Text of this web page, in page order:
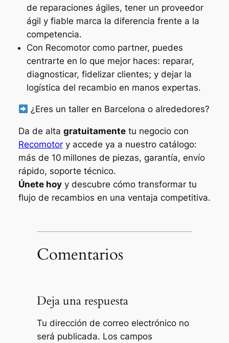
de reparaciones ágiles, tener un proveedor
ágil y fiable marca la diferencia frente a la
competencia.
Con Recomotor como partner, puedes
centrarte en lo que mejor haces: reparar,
diagnosticar, fidelizar clientes; y dejar la
logística del recambio en manos expertas.
¿Eres un taller en Barcelona o alrededores?
Da de alta gratuitamentetu negocio con
Recomotory accede ya a nuestro catálogo:
más de 10 millones de piezas, garantía, envío
rápido, soporte técnico.
Únete hoyy descubre cómo transformar tu
flujo de recambios en una ventaja competitiva.
Comentarios
Deja una respuesta
Tu dirección de correo electrónico no
será publicada. Los campos